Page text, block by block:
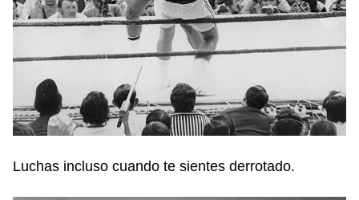
Luchas incluso cuando te sientes derrotado.